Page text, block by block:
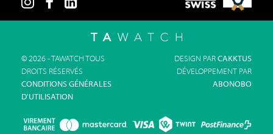
© 2026 - TAWATCH TOUS
DROITS RÉSERVÉS
CONDITIONS GÉNÉRALES
D'UTILISATION
DESIGN PARCAKKTUS
DÉVELOPPEMENT PAR
ABONOBO